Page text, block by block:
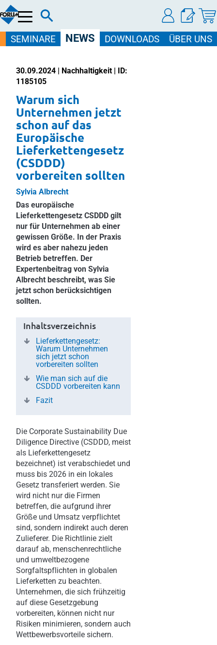
Menü
SEMINARE NEWS DOWNLOADS ÜBER UNS
30.09.2024 | Nachhaltigkeit | ID:
1185105
Warum sich
Unternehmen jetzt
schon auf das
Europäische
Lieferkettengesetz
(CSDDD)
vorbereiten sollten
Sylvia Albrecht
Das europäische
Lieferkettengesetz CSDDD gilt
nur für Unternehmen ab einer
gewissen Größe. In der Praxis
wird es aber nahezu jeden
Betrieb betreffen. Der
Expertenbeitrag von Sylvia
Albrecht beschreibt, was Sie
jetzt schon berücksichtigen
sollten.
Inhaltsverzeichnis
Lieferkettengesetz:
Warum Unternehmen
sich jetzt schon
vorbereiten sollten
Wie man sich auf die
CSDDD vorbereiten kann
Fazit
Die Corporate Sustainability Due
Diligence Directive (CSDDD, meist
als Lieferkettengesetz
bezeichnet) ist verabschiedet und
muss bis 2026 in ein lokales
Gesetz transferiert werden. Sie
wird nicht nur die Firmen
betreffen, die aufgrund ihrer
Größe und Umsatz verpflichtet
sind, sondern indirekt auch deren
Zulieferer. Die Richtlinie zielt
darauf ab, menschenrechtliche
und umweltbezogene
Sorgfaltspflichten in globalen
Lieferketten zu beachten.
Unternehmen, die sich frühzeitig
auf diese Gesetzgebung
vorbereiten, können nicht nur
Risiken minimieren, sondern auch
Wettbewerbsvorteile sichern.